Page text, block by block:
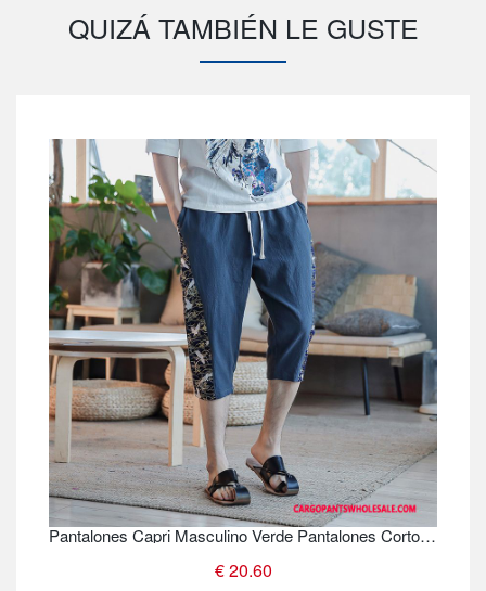
QUIZÁ TAMBIÉN LE GUSTE
Pantalones Capri Masculino Verde Pantalones Cortos Nuevo Hombre Delgada Estilo Chino Harlan
€ 20.60